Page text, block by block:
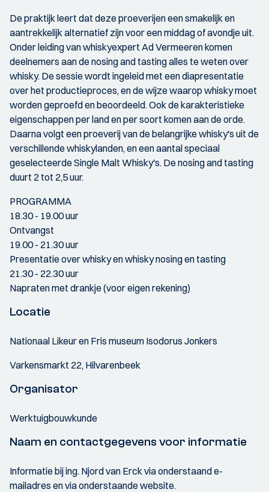
De praktijk leert dat deze proeverijen een smakelijk en
aantrekkelijk alternatief zijn voor een middag of avondje uit.
Onder leiding van whiskyexpert Ad Vermeeren komen
deelnemers aan de nosing and tasting alles te weten over
whisky. De sessie wordt ingeleid met een diapresentatie
over het productieproces, en de wijze waarop whisky moet
worden geproefd en beoordeeld. Ook de karakteristieke
eigenschappen per land en per soort komen aan de orde.
Daarna volgt een proeverij van de belangrijke whisky's uit de
verschillende whiskylanden, en een aantal speciaal
geselecteerde Single Malt Whisky's. De nosing and tasting
duurt 2 tot 2,5 uur.
PROGRAMMA
18.30 - 19.00 uur
Ontvangst
19.00 - 21.30 uur
Presentatie over whisky en whisky nosing en tasting
21.30 - 22.30 uur
Napraten met drankje (voor eigen rekening)
Locatie
Nationaal Likeur en Fris museum Isodorus Jonkers
Varkensmarkt 22, Hilvarenbeek
Organisator
Werktuigbouwkunde
Naam en contactgegevens voor informatie
Informatie bij ing. Njord van Erck via onderstaand e-
mailadres en via onderstaande website.